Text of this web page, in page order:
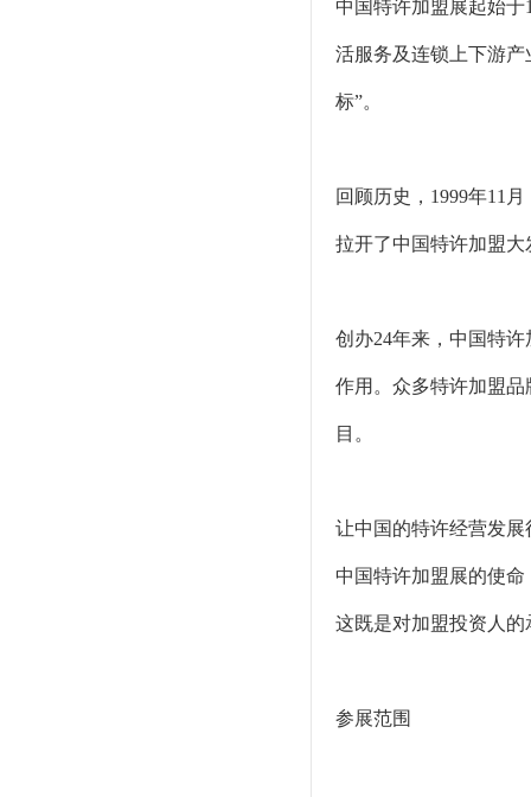
中国特许加盟展起始
活服务及连锁上下游
标”。
回顾历史，1999年11
拉开了中国特许加盟大
创办24年来，中国特
作用。众多特许加盟
目。
让中国的特许经营发
中国特许加盟展的使
这既是对加盟投资人
参展范围